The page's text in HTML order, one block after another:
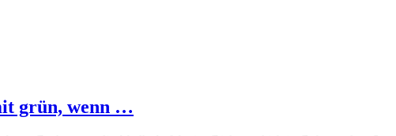
grün, wenn …